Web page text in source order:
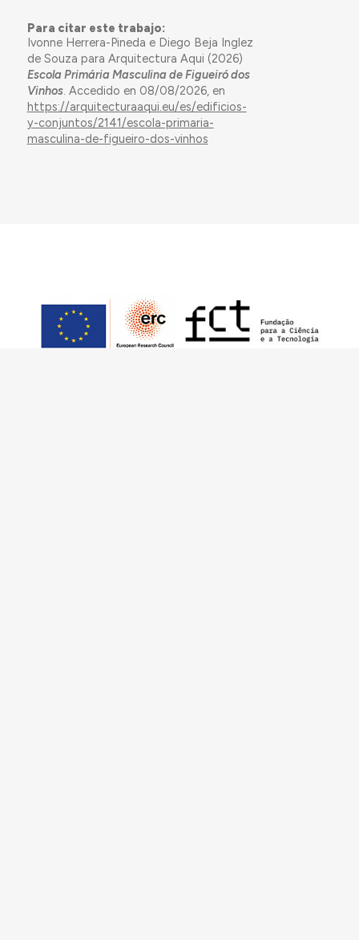
Para citar este trabajo:
Ivonne Herrera-Pineda e Diego Beja Inglez
de Souza para Arquitectura Aqui (2026)
Escola Primária Masculina de Figueiró dos
Vinhos. Accedido en 08/08/2026, en
https://arquitecturaaqui.eu/es/edificios-
y-conjuntos/2141/escola-primaria-
masculina-de-figueiro-dos-vinhos